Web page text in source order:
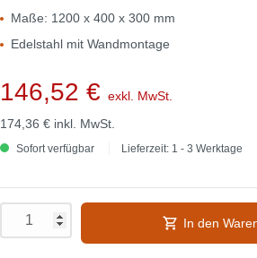
Maße: 1200 x 400 x 300 mm
Edelstahl mit Wandmontage
146,52 € exkl. MwSt.
174,36 € inkl. MwSt.
Sofort verfügbar Lieferzeit: 1 - 3 Werktage
In den